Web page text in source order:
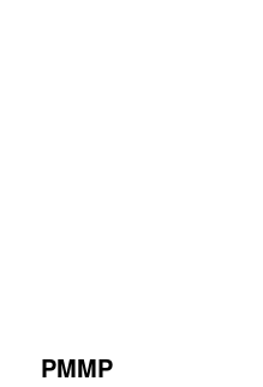
PMMP